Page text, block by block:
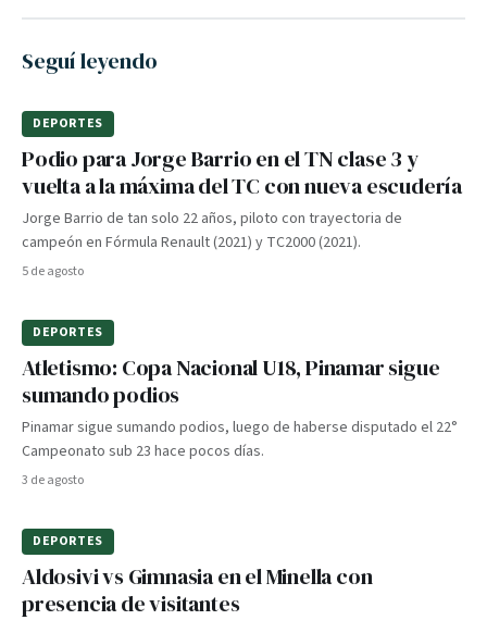
Seguí leyendo
DEPORTES
Podio para Jorge Barrio en el TN clase 3 y
vuelta a la máxima del TC con nueva escudería
Jorge Barrio de tan solo 22 años, piloto con trayectoria de
campeón en Fórmula Renault (2021) y TC2000 (2021).
5 de agosto
DEPORTES
Atletismo: Copa Nacional U18, Pinamar sigue
sumando podios
Pinamar sigue sumando podios, luego de haberse disputado el 22°
Campeonato sub 23 hace pocos días.
3 de agosto
DEPORTES
Aldosivi vs Gimnasia en el Minella con
presencia de visitantes